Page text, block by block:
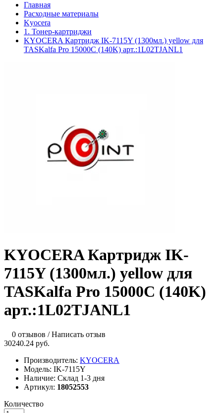
Главная
Расходные материалы
Kyocera
1. Тонер-картриджи
KYOCERA Картридж IK-7115Y (1300мл.) yellow для
TASKalfa Pro 15000C (140K) арт.:1L02TJANL1
KYOCERA Картридж IK-
7115Y (1300мл.) yellow для
TASKalfa Pro 15000C (140K)
арт.:1L02TJANL1
0 отзывов /Написать отзыв
30240.24 руб.
Производитель: KYOCERA
Модель: IK-7115Y
Наличие: Склад 1-3 дня
Артикул: 18052553
Количество